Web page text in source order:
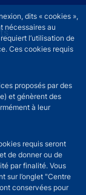
dits « cookies »,
nécessaires au
l’utilisation de
Ces cookies requis
proposés par des
et génèrent des
à leur
requis seront
de donner ou de
par finalité. Vous
sur l’onglet "Centre
conservées pour